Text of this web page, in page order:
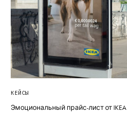
КЕЙСЫ
Эмоциональный прайс-лист от IKEA